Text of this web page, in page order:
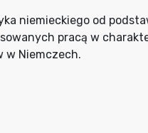
niemieckiego od
pracą w
w Niemczech.